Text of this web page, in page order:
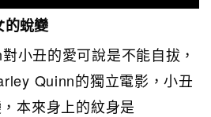
的蛻變
小丑的愛可說是不能自拔，
Quinn的獨立電影，小丑
本來身上的紋身是